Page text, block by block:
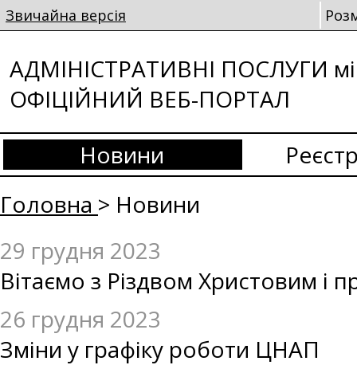
Звичайна версія
АДМІНІСТРАТИВНІ ПОСЛУГИ
ОФІЦІЙНИЙ ВЕБ-ПОРТАЛ
Новини
Головна > Новини
29 грудня 2023
Вітаємо з Різдвом Христовим
26 грудня 2023
Зміни у графіку роботи ЦНАП